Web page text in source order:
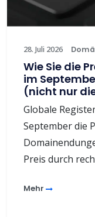
28. Juli 2026
Wie Sie die
im
(nicht nur
Globale
September die
Preis durch
Mehr